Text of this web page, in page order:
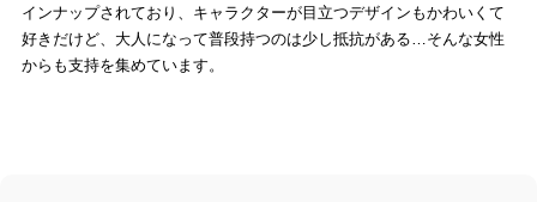
インナップされており、キャラクターが目立つデザインもかわいくて
好きだけど、大人になって普段持つのは少し抵抗がある…そんな女性
からも支持を集めています。